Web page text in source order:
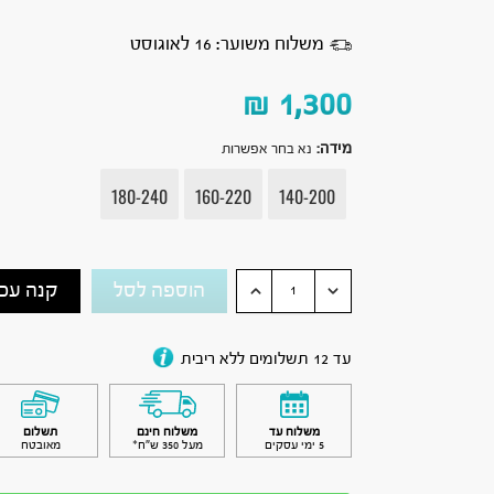
משלוח משוער: 16 לאוגוסט
₪ 1,300
מידה: נא בחר אפשרות
140-200
160-220
180-240
הוספה לסל קנה
עד 12 תשלומים ללא ריבית
משלוח עד
5 ימי עסקים
משלוח חינם
מעל 350 ש״ח*
תשלום
מאובטח